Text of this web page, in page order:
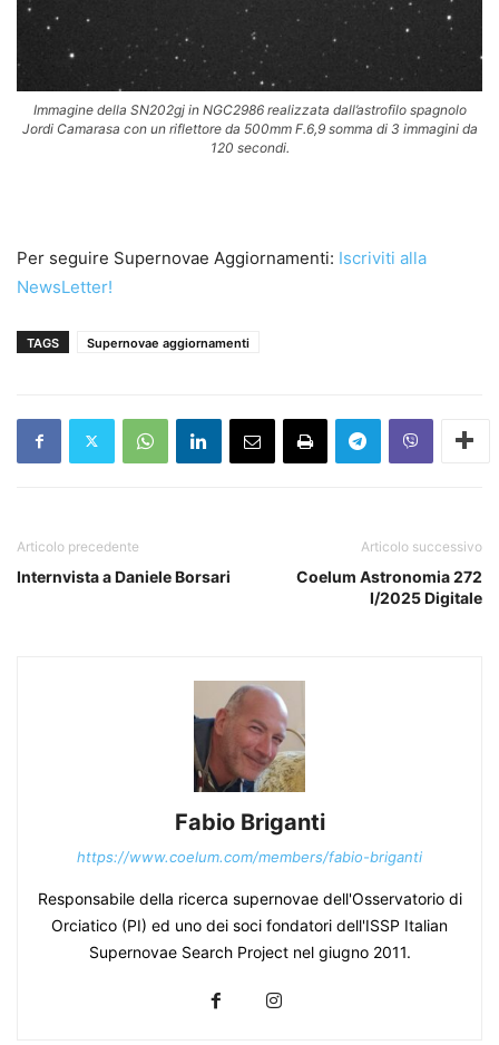
Immagine della SN202gj in NGC2986 realizzata dall’astrofilo spagnolo
Jordi Camarasa con un riflettore da 500mm F.6,9 somma di 3 immagini da
120 secondi.
Per seguire Supernovae Aggiornamenti: Iscriviti alla
NewsLetter!
TAGS Supernovae aggiornamenti
Articolo precedente
Internvista a Daniele Borsari
Articolo successivo
Coelum Astronomia 272
I/2025 Digitale
Fabio Briganti
https://www.coelum.com/members/fabio-briganti
Responsabile della ricerca supernovae dell'Osservatorio di
Orciatico (PI) ed uno dei soci fondatori dell'ISSP Italian
Supernovae Search Project nel giugno 2011.